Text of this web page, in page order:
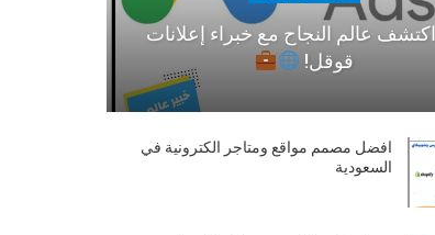
اكتشف عالم النجاح مع خبراء إعلانات
قوقل!
افضل مصمم مواقع ومتاجر الكترونية في
السعودية